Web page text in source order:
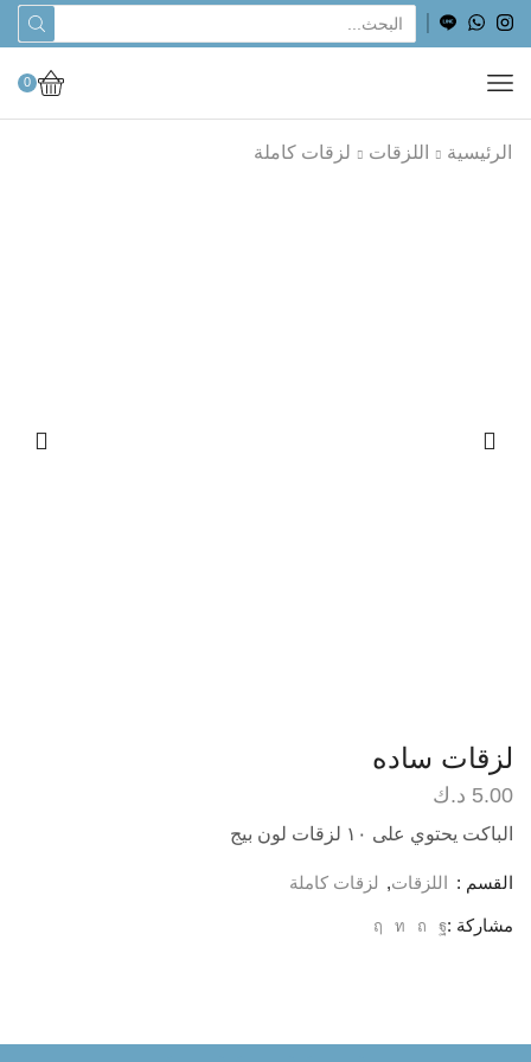
0
الرئيسية اللزقات لزقات كاملة
لزقات ساده
5.00 د.ك
الباكت يحتوي على ١٠ لزقات لون بيج
القسم : اللزقات, لزقات كاملة
مشاركة :